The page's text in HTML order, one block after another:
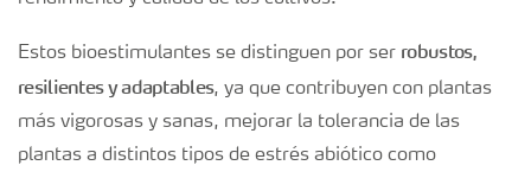
Estos bioestimulantes se distinguen por ser robustos,
resilientes y adaptables, ya que contribuyen con plantas
más vigorosas y sanas, mejorar la tolerancia de las
plantas a distintos tipos de estrés abiótico como